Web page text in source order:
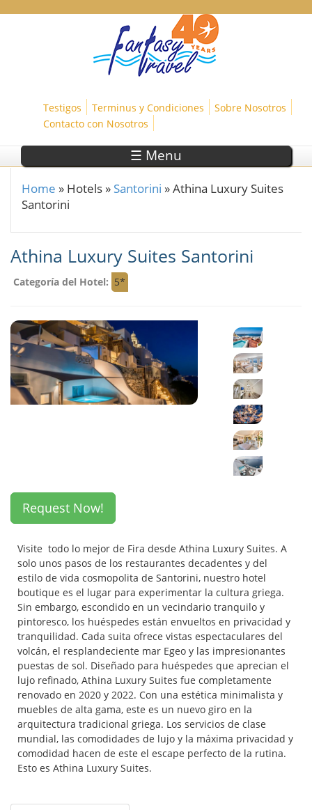
Testigos Terminus y Condiciones
Sobre Nosotros
Contacto con Nosotros
☰ Menu
You are here
Home » Hotels » Santorini »Athina Luxury Suites
Santorini
Athina Luxury Suites Santorini
Categoría del Hotel: 5*
Request Now!
Visite todo lo mejor de Fira desde Athina Luxury Suites. A
solo unos pasos de los restaurantes decadentes y del
estilo de vida cosmopolita de Santorini, nuestro hotel
boutique es el lugar para experimentar la cultura griega.
Sin embargo, escondido en un vecindario tranquilo y
pintoresco, los huéspedes están envueltos en privacidad y
tranquilidad. Cada suita ofrece vistas espectaculares del
volcán, el resplandeciente mar Egeo y las impresionantes
puestas de sol. Diseñado para huéspedes que aprecian el
lujo refinado, Athina Luxury Suites fue completamente
renovado en 2020 y 2022. Con una estética minimalista y
muebles de alta gama, este es un nuevo giro en la
arquitectura tradicional griega. Los servicios de clase
mundial, las comodidades de lujo y la máxima privacidad y
comodidad hacen de este el escape perfecto de la rutina.
Esto es Athina Luxury Suites.